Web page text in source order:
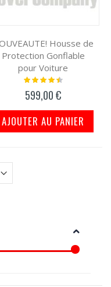
Housse de
Protection Gonflable
pour Voiture
Notation:
599,00 €
AJOUTER AU PANIER